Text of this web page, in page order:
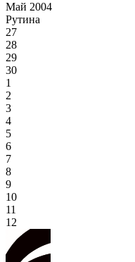
Май 2004
Рутина
27
28
29
30
1
2
3
4
5
6
7
8
9
10
11
12